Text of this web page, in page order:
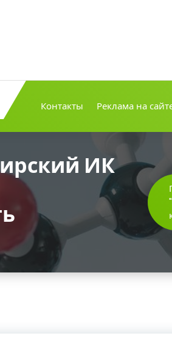
Контакты Реклама на
ИК